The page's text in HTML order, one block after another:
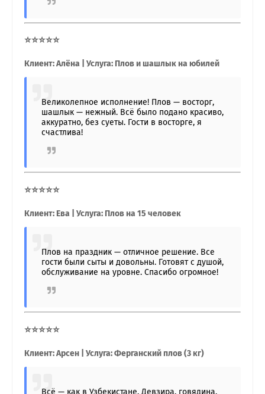
⭐⭐⭐⭐⭐
Клиент: Алёна | Услуга: Плов и шашлык на юбилей
Великолепное исполнение! Плов — восторг,
шашлык — нежный. Всё было подано красиво,
аккуратно, без суеты. Гости в восторге, я
счастлива!
⭐⭐⭐⭐⭐
Клиент: Ева | Услуга: Плов на 15 человек
Плов на праздник — отличное решение. Все
гости были сыты и довольны. Готовят с душой,
обслуживание на уровне. Спасибо огромное!
⭐⭐⭐⭐⭐
Клиент: Арсен | Услуга: Ферганский плов (3 кг)
Всё — как в Узбекистане. Девзира, говядина,